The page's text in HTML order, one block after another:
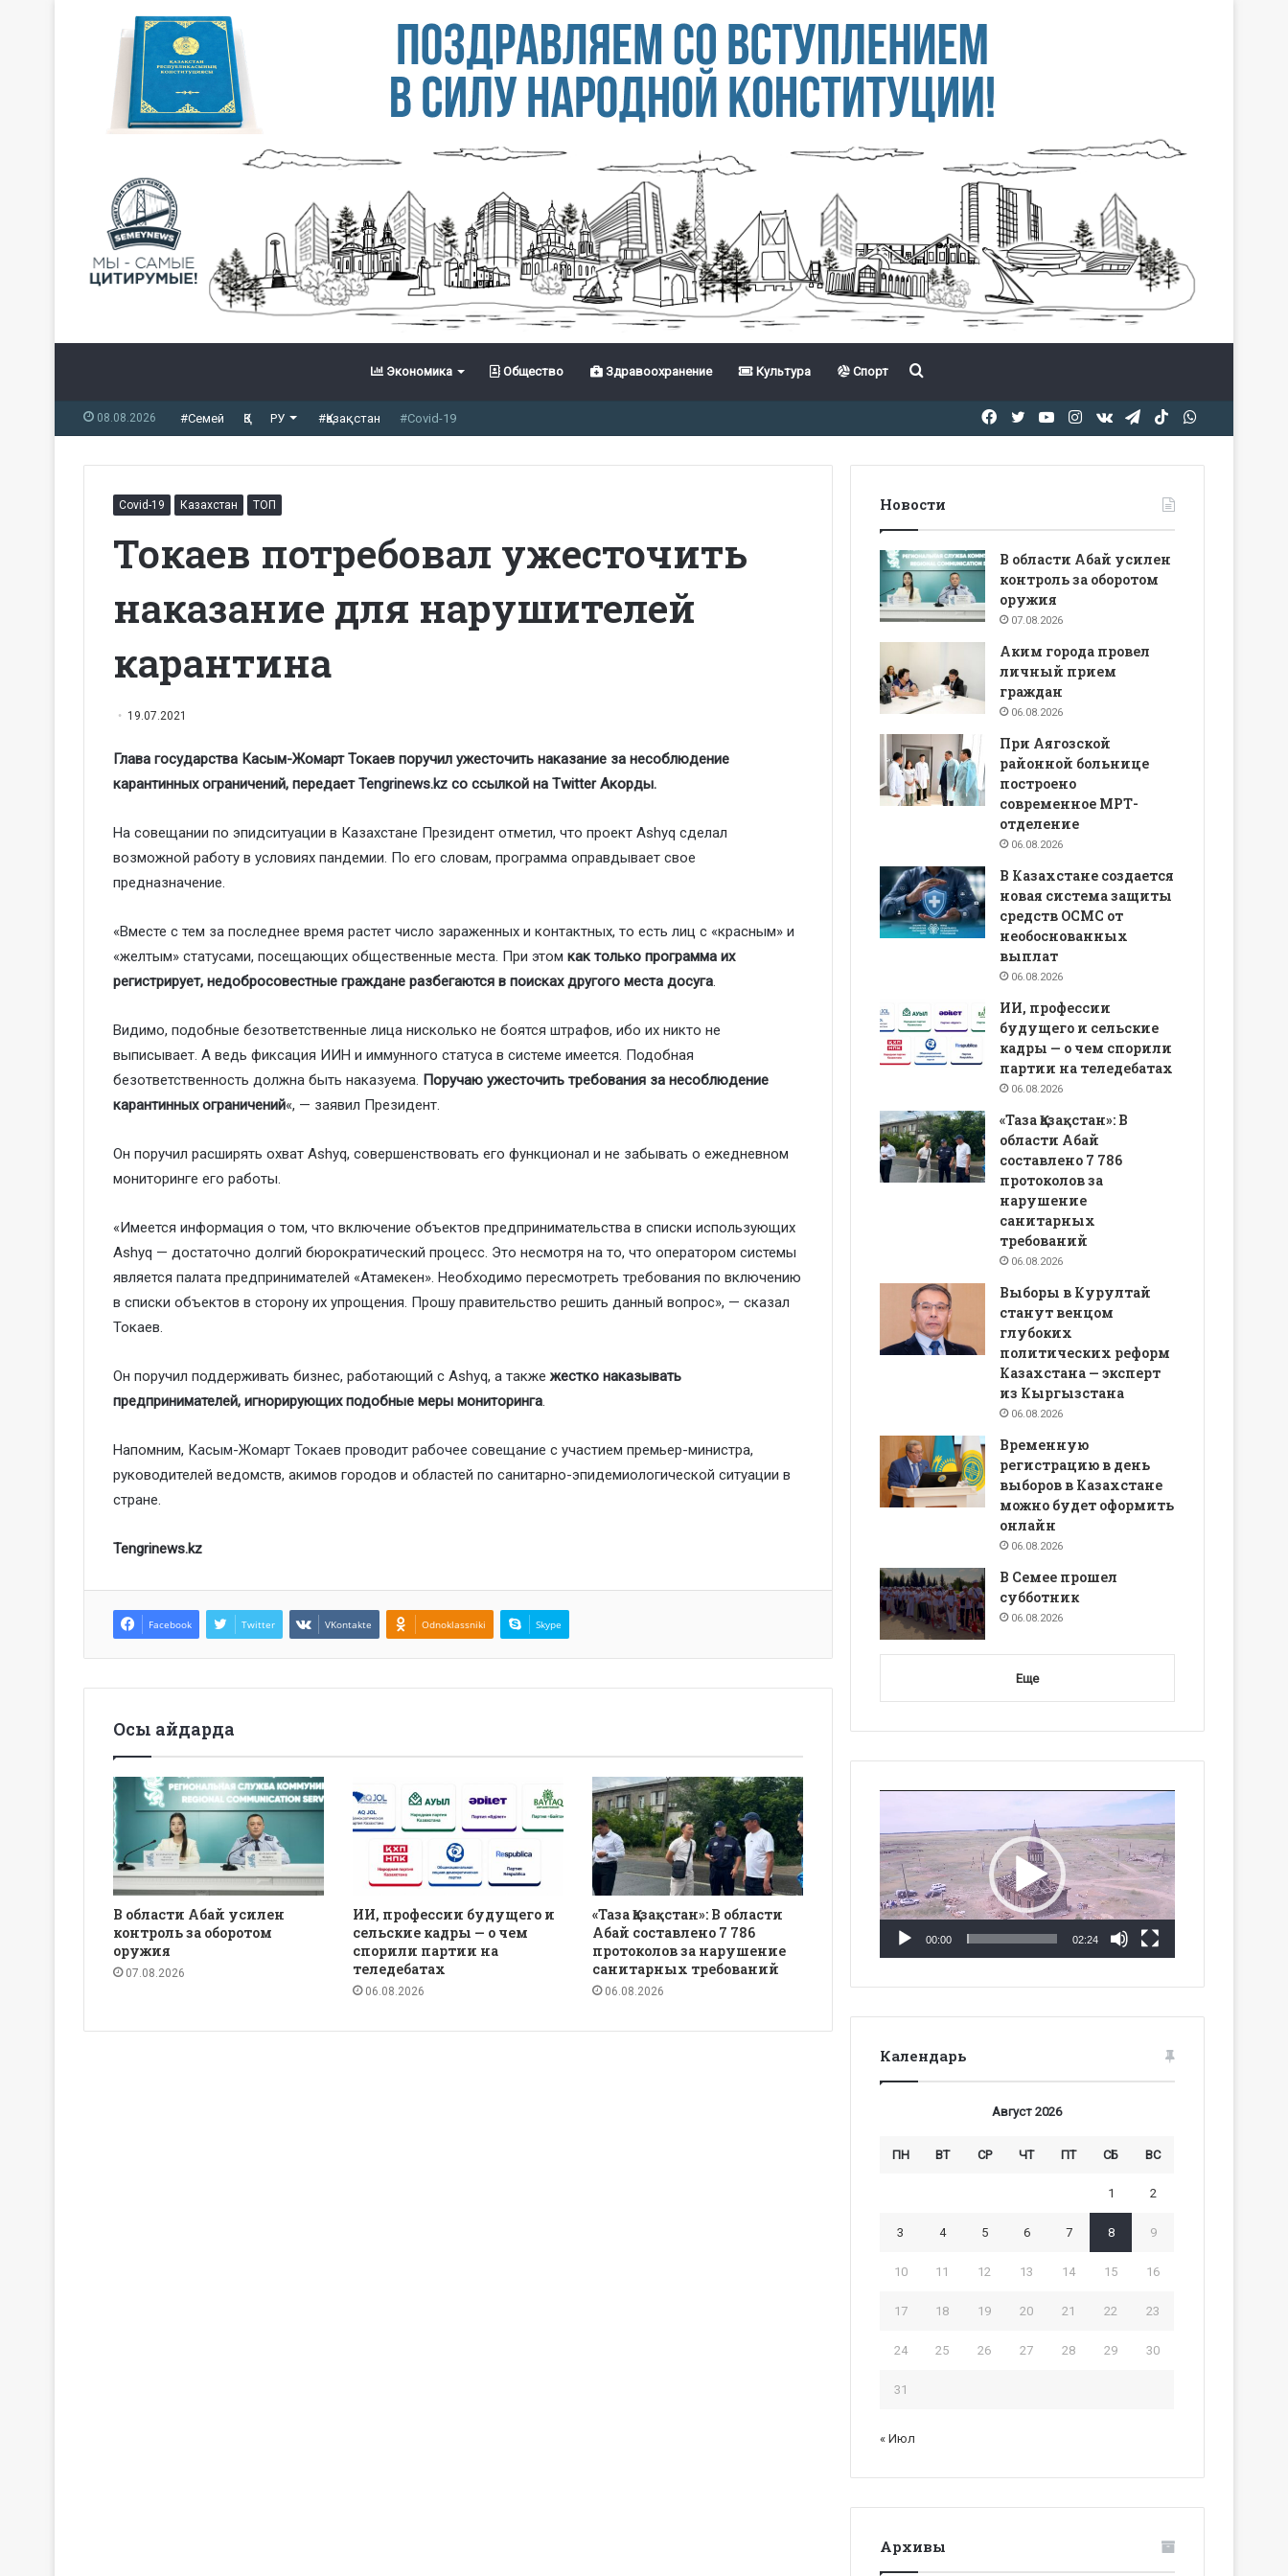
Экономика Общество Здравоохранение Культура Спорт Іздеу
08.08.2026 #Семей ҚЗ РУ #Қазақстан #Covid-19 TikTok
Telegram
vk.com
Instagram
YouTube
Twitter
Facebook
Covid-19 Казахстан ТОП
Токаев потребовал ужесточить
наказание для нарушителей
карантина
19.07.2021
Глава государства Касым-Жомарт Токаев поручил ужесточить наказание за несоблюдение
карантинных ограничений, передаетTengrinews.kz со ссылкой на Twitter Акорды.
На совещании по эпидситуации в Казахстане Президент отметил, что проект Ashyq сделал
возможной работу в условиях пандемии. По его словам, программа оправдывает свое
предназначение.
«Вместе с тем за последнее время растет число зараженных и контактных, то есть лиц с «красным» и
«желтым» статусами, посещающих общественные места. При этом как только программа их
регистрирует, недобросовестные граждане разбегаются в поисках другого места досуга.
Видимо, подобные безответственные лица нисколько не боятся штрафов, ибо их никто не
выписывает. А ведь фиксация ИИН и иммунного статуса в системе имеется. Подобная
безответственность должна быть наказуема. Поручаю ужесточить требования за несоблюдение
карантинных ограничений«, — заявил Президент.
Он поручил расширять охват Ashyq, совершенствовать его функционал и не забывать о ежедневном
мониторинге его работы.
«Имеется информация о том, что включение объектов предпринимательства в списки использующих
Ashyq — достаточно долгий бюрократический процесс. Это несмотря на то, что оператором системы
является палата предпринимателей «Атамекен». Необходимо пересмотреть требования по включению
в списки объектов в сторону их упрощения. Прошу правительство решить данный вопрос», — сказал
Токаев.
Он поручил поддерживать бизнес, работающий с Ashyq, а такжежестко наказывать
предпринимателей, игнорирующих подобные меры мониторинга.
Напомним, Касым-Жомарт Токаев проводит рабочее совещание с участием премьер-министра,
руководителей ведомств, акимов городов и областей по санитарно-эпидемиологической ситуации в
стране.
Tengrinews.kz
Facebook Twitter VKontakte Odnoklassniki Skype
Осы айдарда
В области Абай усилен
контроль за оборотом
оружия
07.08.2026
ИИ, профессии будущего и
сельские кадры — о чем
спорили партии на
теледебатах
06.08.2026
«Таза Қазақстан»: В области
Абай составлено 7 786
протоколов за нарушение
санитарных требований
06.08.2026
Новости
В области Абай усилен
контроль за оборотом
оружия
07.08.2026
Аким города провел
личный прием
граждан
06.08.2026
При Аягозской
районной больнице
построено
современное МРТ-
отделение
06.08.2026
В Казахстане создается
новая система защиты
средств ОСМС от
необоснованных
выплат
06.08.2026
ИИ, профессии
будущего и сельские
кадры — о чем спорили
партии на теледебатах
06.08.2026
«Таза Қазақстан»: В
области Абай
составлено 7 786
протоколов за
нарушение
санитарных
требований
06.08.2026
Выборы в Курултай
станут венцом
глубоких
политических реформ
Казахстана — эксперт
из Кыргызстана
06.08.2026
Временную
регистрацию в день
выборов в Казахстане
можно будет оформить
онлайн
06.08.2026
В Семее прошел
субботник
06.08.2026
Еще
00:00 02:24
Календарь
Август 2026
ПН ВТ СР ЧТ ПТ СБ ВС
1 2
3 4 5 6 7 8 9
10 11 12 13 14 15 16
17 18 19 20 21 22 23
24 25 26 27 28 29 30
31
« Июл
Архивы